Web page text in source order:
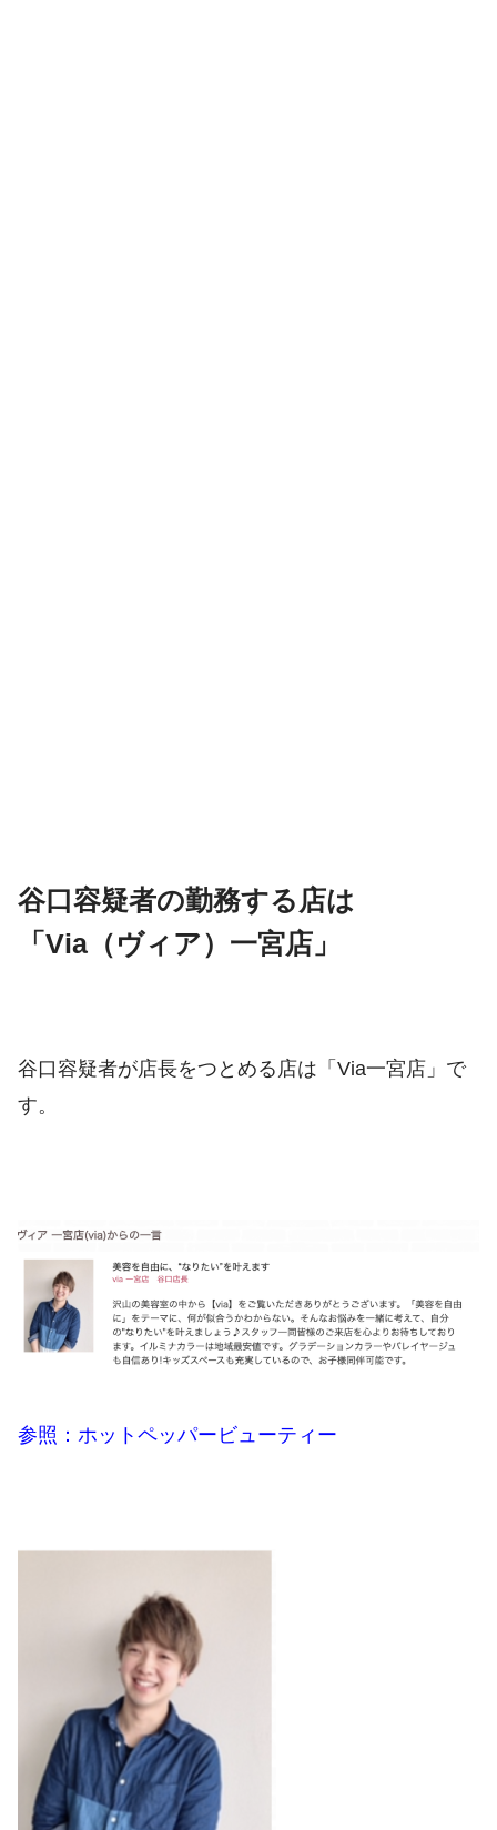
谷口容疑者の勤務する店は
「Via（ヴィア）一宮店」
谷口容疑者が店長をつとめる店は「Via一宮店」で
す。
参照：ホットペッパービューティー